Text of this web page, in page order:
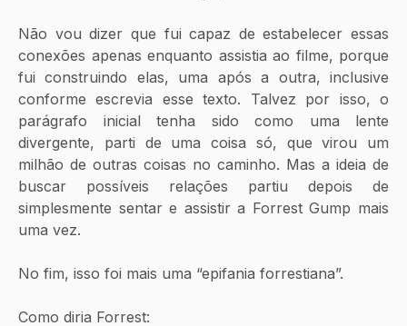
Não vou dizer que fui capaz de estabelecer essas
conexões apenas enquanto assistia ao filme, porque
fui construindo elas, uma após a outra, inclusive
conforme escrevia esse texto. Talvez por isso, o
parágrafo inicial tenha sido como uma lente
divergente, parti de uma coisa só, que virou um
milhão de outras coisas no caminho. Mas a ideia de
buscar possíveis relações partiu depois de
simplesmente sentar e assistir a Forrest Gump mais
uma vez.
No fim, isso foi mais uma “epifania forrestiana”.
Como diria Forrest: